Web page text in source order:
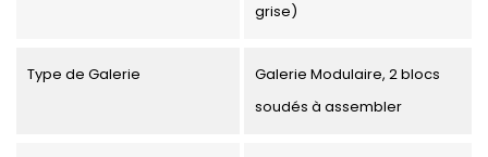
grise)
Type de Galerie
Galerie Modulaire, 2 blocs
soudés à assembler